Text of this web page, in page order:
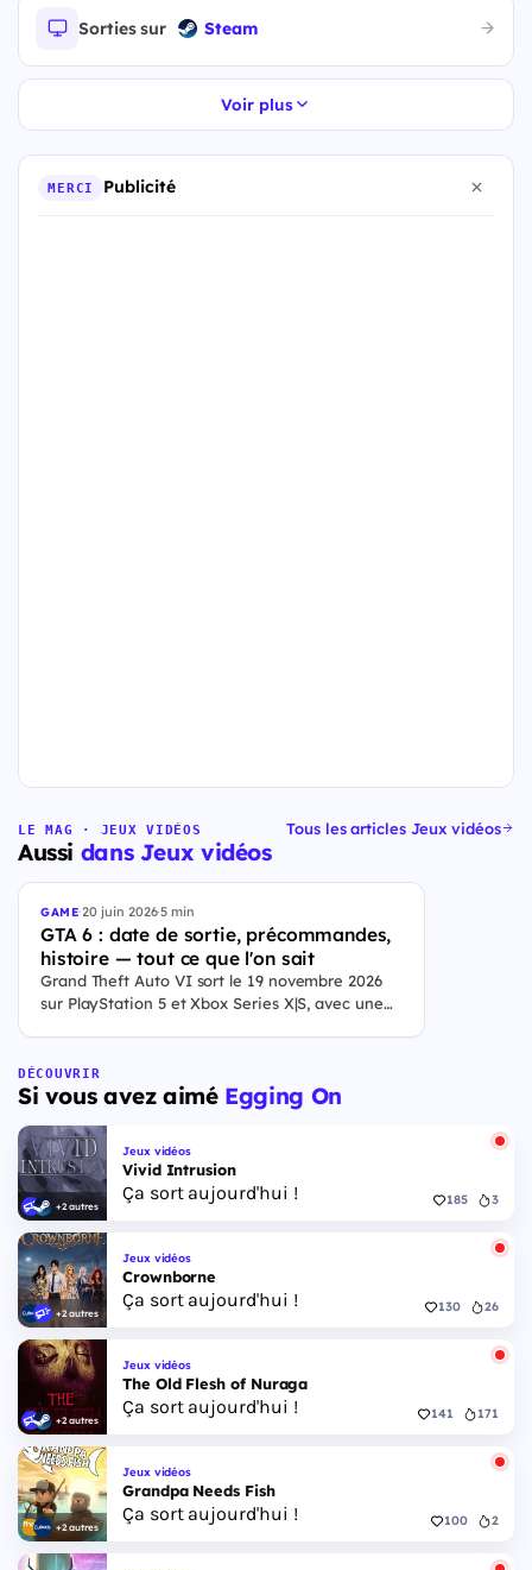
Sorties sur Steam
Voir plus
MERCI Publicité
LE MAG · JEUX VIDÉOS
Aussi dans Jeux vidéos
Tous les articles Jeux vidéos
GAME·20 juin 2026·5 min
GTA 6 : date de sortie, précommandes,
histoire — tout ce que l'on sait
Grand Theft Auto VI sort le 19 novembre 2026
sur PlayStation 5 et Xbox Series X|S, avec une
Floride, et sa ville Vice City. Il met en scène
pour la première fois un duo de protagonistes
jouables, Jason et Lucia, cette dernière étant la
première héroïne jouable d'un GTA principal.
DÉCOUVRIR
Si vous avez aimé Egging On
+2 autres
Jeux vidéos
Vivid Intrusion
Ça sort aujourd'hui ! 185 3
+2 autres
Jeux vidéos
Crownborne
Ça sort aujourd'hui ! 130 26
+2 autres
Jeux vidéos
The Old Flesh of Nuraga
Ça sort aujourd'hui ! 141 171
+2 autres
Jeux vidéos
Grandpa Needs Fish
Ça sort aujourd'hui ! 100 2